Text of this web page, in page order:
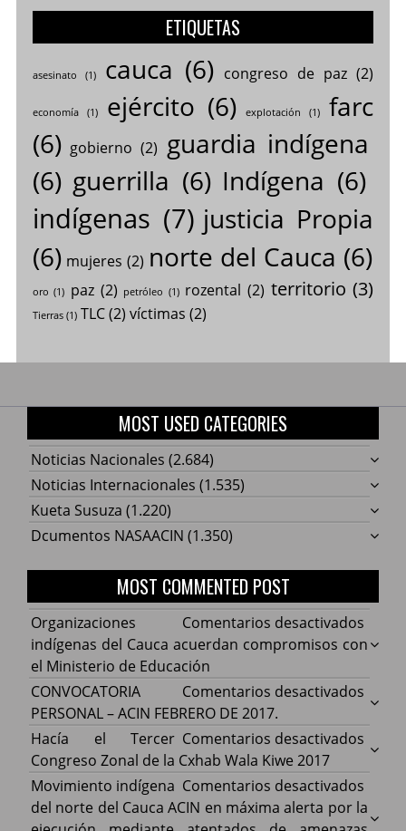
ETIQUETAS
asesinato (1) cauca (6) congreso de paz(2)
economía(1) ejército (6) explotación (1)
farc
(6) gobierno (2) guardia indígena
(6) guerrilla (6) Indígena (6)
indígenas (7) justicia Propia
(6) mujeres (2) norte del Cauca (6)
oro (1) paz (2) petróleo (1) rozental (2) territorio (3)
Tierras(1) TLC(2) víctimas (2)
MOST USED CATEGORIES
Noticias Nacionales (2.684)
Noticias Internacionales (1.535)
Kueta Susuza (1.220)
Dcumentos NASAACIN (1.350)
MOST COMMENTED POST
Comentarios desactivados
Cauca
con
Organizaciones
indígenas del Cauca acuerdan compromisos con
el Ministerio de Educación
Comentarios desactivados
ACIN
DE
CONVOCATORIA
PERSONAL – ACIN FEBRERO DE 2017.
Comentarios desactivados
Hacía
Hacía el Tercer
Congreso Zonal de la Cxhab Wala Kiwe 2017
Comentarios desactivados
Movimiento indígena
del norte del Cauca ACIN en máxima alerta por la